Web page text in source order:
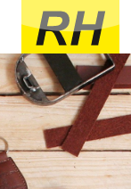
PRODUITS
RH PORTUGAL
NOUVELLES